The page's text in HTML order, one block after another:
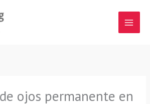
ojos permanente en